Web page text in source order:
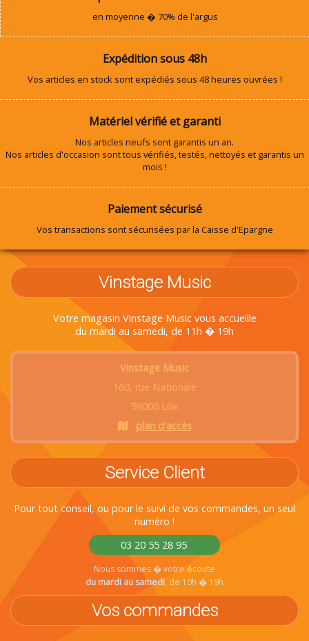
en moyenne � 70% de l'argus
Expédition sous 48h
Vos articles en stock sont expédiés sous 48 heures ouvrées !
Matériel vérifié et garanti
Nos articles neufs sont garantis un an.
Nos articles d'occasion sont tous vérifiés, testés, nettoyés et garantis un
mois !
Paiement sécurisé
Vos transactions sont sécurisées par la Caisse d'Epargne
Vinstage Music
Votre magasin Vinstage Music vous accueille
du mardi au samedi, de 11h � 19h
Vinstage Music
160, rue Nationale
59000 Lille
plan d'accès
Service Client
Pour tout conseil, ou pour le suivi de vos commandes, un seul
numéro !
03 20 55 28 95
Nous sommes � votre écoute
du mardi au samedi, de 10h � 19h
Vos commandes